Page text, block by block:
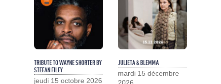
TRIBUTE TO WAYNE SHORTER BY
STEFAN FILEY
jeudi 15 octobre 2026
JULIETA & BLEMMA
mardi 15 décembre